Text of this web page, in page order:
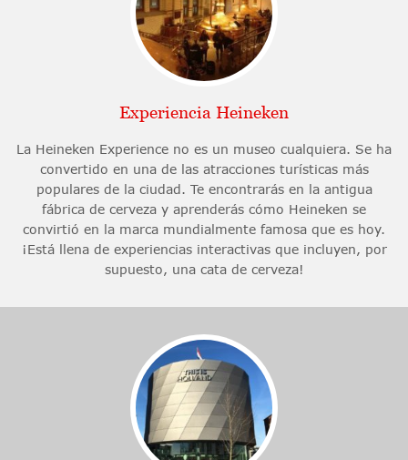
Experiencia Heineken
La Heineken Experience no es un museo cualquiera. Se ha
convertido en una de las atracciones turísticas más
populares de la ciudad. Te encontrarás en la antigua
fábrica de cerveza y aprenderás cómo Heineken se
convirtió en la marca mundialmente famosa que es hoy.
¡Está llena de experiencias interactivas que incluyen, por
supuesto, una cata de cerveza!